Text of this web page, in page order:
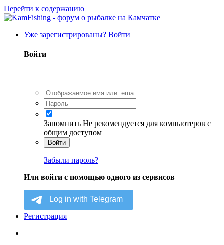
Перейти к содержанию
Уже зарегистрированы? Войти
Войти
Запомнить Не рекомендуется для компьютеров с
общим доступом
Войти
Забыли пароль?
Или войти с помощью одного из сервисов
Регистрация